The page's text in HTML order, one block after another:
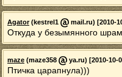
Agator(kestrel1 mail.ru) [2010-
Откуда у безымянного
maze (maze358 ya.ru) [2010-10-
Птичка царапнула)))